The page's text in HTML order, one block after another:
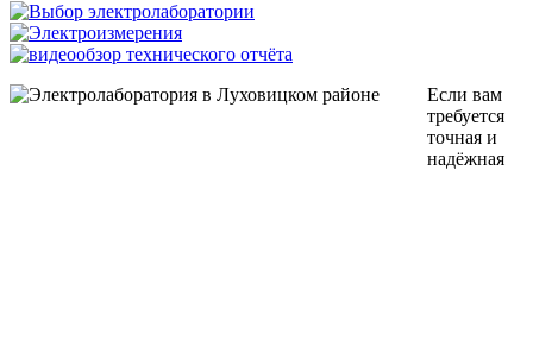
Если вам
требуется
точная и
надёжная